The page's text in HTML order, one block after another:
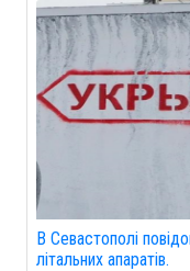
В Севастополі
літальних апаратів.